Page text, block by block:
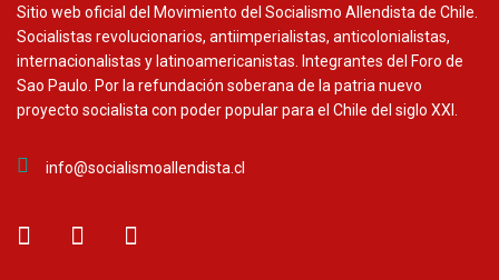
Sitio web oficial del Movimiento del Socialismo Allendista de Chile.
Socialistas revolucionarios, antiimperialistas, anticolonialistas,
internacionalistas y latinoamericanistas. Integrantes del Foro de
Sao Paulo. Por la refundación soberana de la patria nuevo
proyecto socialista con poder popular para el Chile del siglo XXI.
info@socialismoallendista.cl